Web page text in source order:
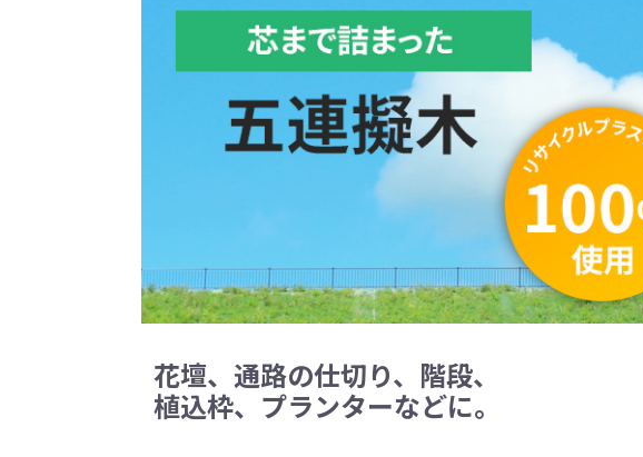
花壇、通路の仕切り、階段、
植込枠、プランターなどに。